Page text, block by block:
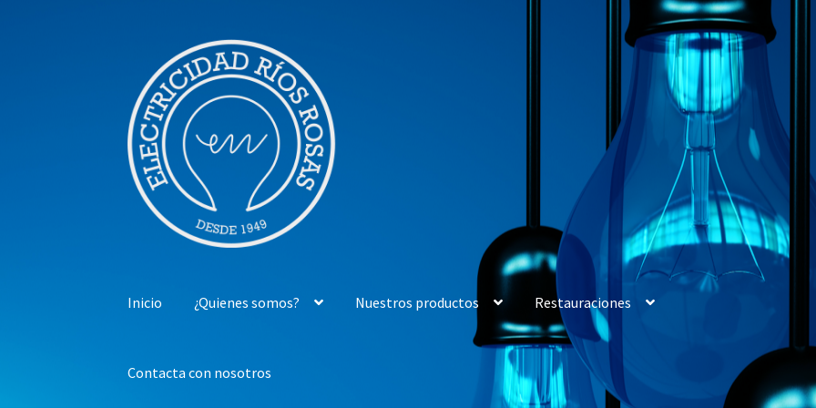
la
navegación
contenido
Inicio ¿Quienes somos? Nuestros productos Restauraciones
Contacta con nosotros